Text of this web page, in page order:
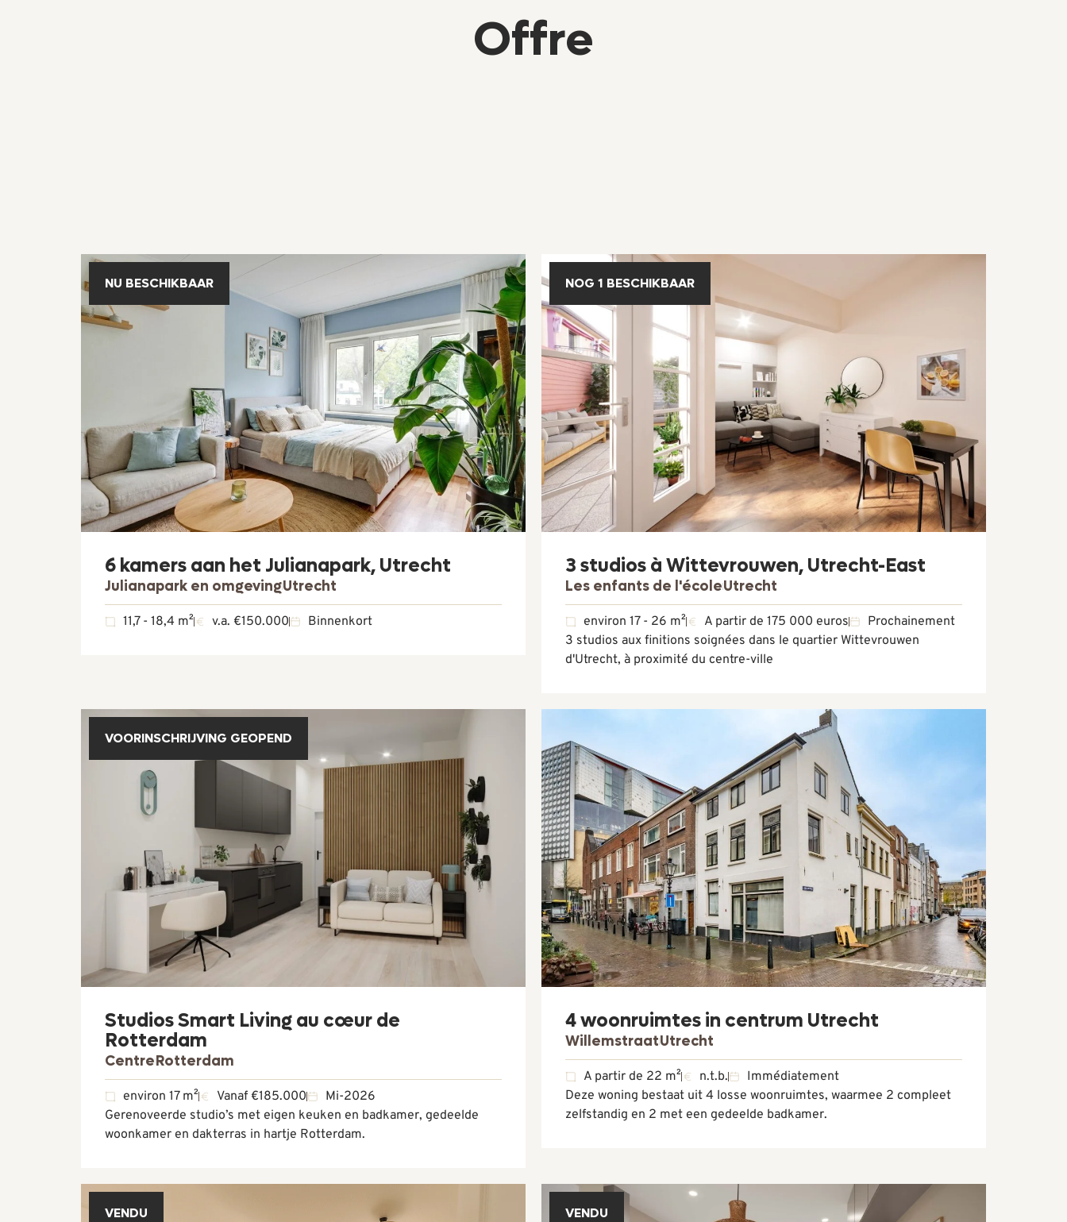
Offre
NU BESCHIKBAAR
6 kamers aan het Julianapark, Utrecht
Julianapark en omgevingUtrecht
11,7 - 18,4 m² v.a. €150.000 Binnenkort
NOG 1 BESCHIKBAAR
3 studios à Wittevrouwen, Utrecht-East
Les enfants de l'écoleUtrecht
environ 17 - 26 m² A partir de 175 000 euros
Prochainement
3 studios aux finitions soignées dans le quartier Wittevrouwen
d'Utrecht, à proximité du centre-ville
VOORINSCHRIJVING GEOPEND
Studios Smart Living au cœur de
Rotterdam
CentreRotterdam
environ 17 m² Vanaf €185.000
Mi-2026
Gerenoveerde studio’s met eigen keuken en badkamer, gedeelde
woonkamer en dakterras in hartje Rotterdam.
4 woonruimtes in centrum Utrecht
WillemstraatUtrecht
A partir de 22 m² n.t.b.
Immédiatement
Deze woning bestaat uit 4 losse woonruimtes, waarmee 2 compleet
zelfstandig en 2 met een gedeelde badkamer.
VENDU VENDU